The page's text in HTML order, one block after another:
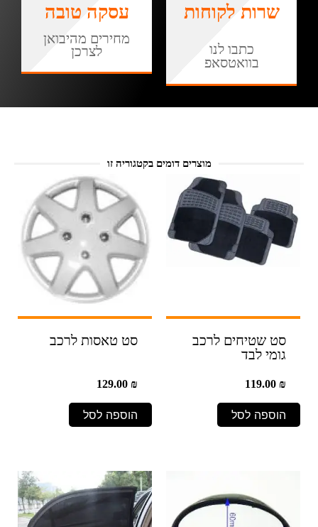
שרות לקוחות
כתבו לנו
בוואטסאפ
עסקה טובה
מחירים מהיבואן
לצרכן
מוצרים דומים בקטגוריה זו
סט שטיחים לרכב
גומי לבד
119.00₪
הוספה לסל
סט טאסות לרכב
129.00₪
הוספה לסל